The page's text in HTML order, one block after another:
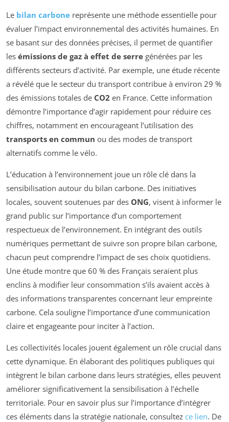
Le bilan carbone représente une méthode essentielle pour
évaluer l’impact environnemental des activités humaines. En
se basant sur des données précises, il permet de quantifier
les émissions de gaz à effet de serre générées par les
différents secteurs d’activité. Par exemple, une étude récente
a révélé que le secteur du transport contribue à environ 29 %
des émissions totales de CO2 en France. Cette information
démontre l’importance d’agir rapidement pour réduire ces
chiffres, notamment en encourageant l’utilisation des
transports en commun ou des modes de transport
alternatifs comme le vélo.
L’éducation à l’environnement joue un rôle clé dans la
sensibilisation autour du bilan carbone. Des initiatives
locales, souvent soutenues par des ONG, visent à informer le
grand public sur l’importance d’un comportement
respectueux de l’environnement. En intégrant des outils
numériques permettant de suivre son propre bilan carbone,
chacun peut comprendre l’impact de ses choix quotidiens.
Une étude montre que 60 % des Français seraient plus
enclins à modifier leur consommation s’ils avaient accès à
des informations transparentes concernant leur empreinte
carbone. Cela souligne l’importance d’une communication
claire et engageante pour inciter à l’action.
Les collectivités locales jouent également un rôle crucial dans
cette dynamique. En élaborant des politiques publiques qui
intègrent le bilan carbone dans leurs stratégies, elles peuvent
améliorer significativement la sensibilisation à l’échelle
territoriale. Pour en savoir plus sur l’importance d’intégrer
ces éléments dans la stratégie nationale, consultez ce lien. De